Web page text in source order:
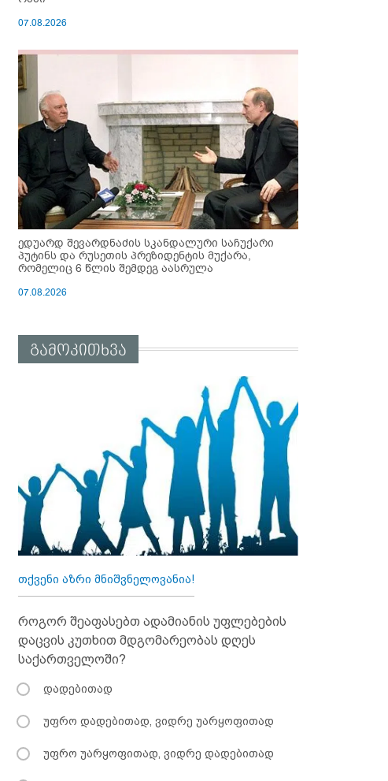
07.08.2026
ედუარდ შევარდნაძის სკანდალური საჩუქარი
პუტინს და რუსეთის პრეზიდენტის მუქარა,
რომელიც 6 წლის შემდეგ აასრულა
07.08.2026
გამოკითხვა
თქვენი აზრი მნიშვნელოვანია!
როგორ შეაფასებთ ადამიანის უფლებების
დაცვის კუთხით მდგომარეობას დღეს
საქართველოში?
დადებითად
უფრო დადებითად, ვიდრე უარყოფითად
უფრო უარყოფითად, ვიდრე დადებითად